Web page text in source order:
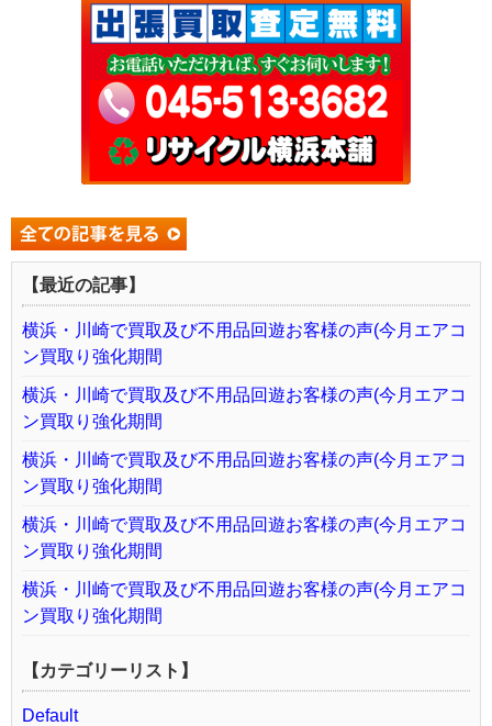
【最近の記事】
横浜・川崎で買取及び不用品回遊お客様の声(今月エアコ
ン買取り強化期間
横浜・川崎で買取及び不用品回遊お客様の声(今月エアコ
ン買取り強化期間
横浜・川崎で買取及び不用品回遊お客様の声(今月エアコ
ン買取り強化期間
横浜・川崎で買取及び不用品回遊お客様の声(今月エアコ
ン買取り強化期間
横浜・川崎で買取及び不用品回遊お客様の声(今月エアコ
ン買取り強化期間
【カテゴリーリスト】
Default